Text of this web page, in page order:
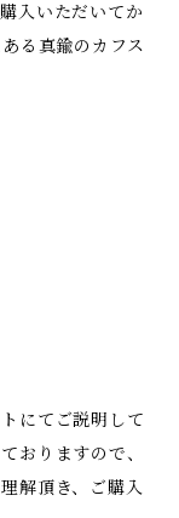
入いただいてか
る真鍮のカフス
にてご説明して
おりますので、
解頂き、ご購入